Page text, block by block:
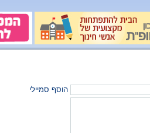
הוסף סמיילי